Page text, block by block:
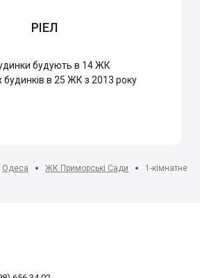
РІЕЛ
будують в 14 ЖК
будинків в 25 ЖК з 2013 року
Одеса ЖК Приморські Сади 1-кімнатне